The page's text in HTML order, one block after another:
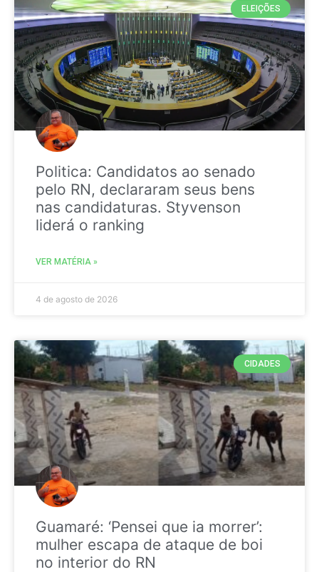
ELEIÇÕES
Politica: Candidatos ao senado
pelo RN, declararam seus bens
nas candidaturas. Styvenson
liderá o ranking
VER MATÉRIA »
4 de agosto de 2026
CIDADES
Guamaré: ‘Pensei que ia morrer’:
mulher escapa de ataque de boi
no interior do RN